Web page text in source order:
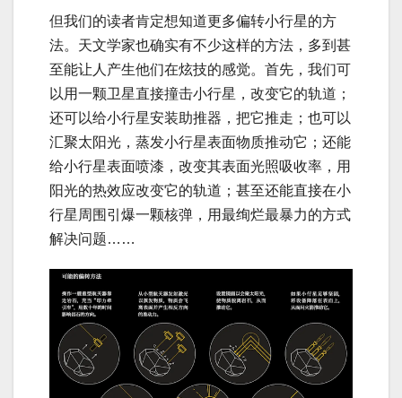
但我们的读者肯定想知道更多偏转小行星的方
法。天文学家也确实有不少这样的方法，多到甚
至能让人产生他们在炫技的感觉。首先，我们可
以用一颗卫星直接撞击小行星，改变它的轨道；
还可以给小行星安装助推器，把它推走；也可以
汇聚太阳光，蒸发小行星表面物质推动它；还能
给小行星表面喷漆，改变其表面光照吸收率，用
阳光的热效应改变它的轨道；甚至还能直接在小
行星周围引爆一颗核弹，用最绚烂最暴力的方式
解决问题……